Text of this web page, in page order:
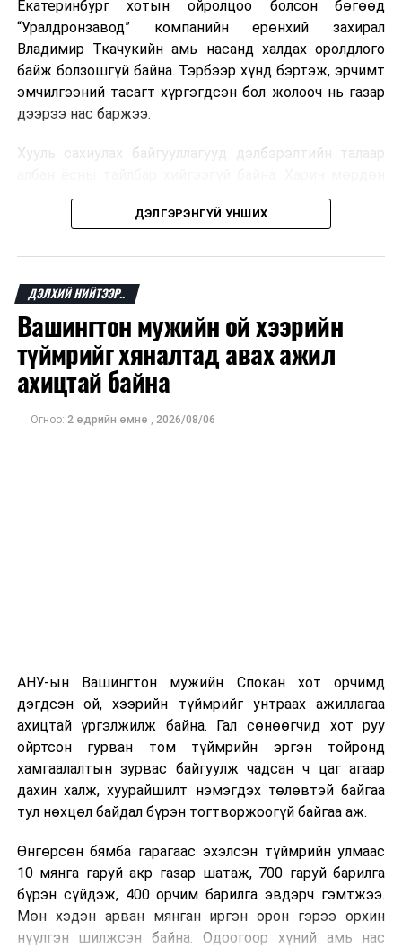
Екатеринбург хотын ойролцоо болсон бөгөөд
“Уралдронзавод” компанийн ерөнхий захирал
Владимир Ткачукийн амь насанд халдах оролдлого
байж болзошгүй байна. Тэрбээр хүнд бэртэж, эрчимт
эмчилгээний тасагт хүргэгдсэн бол жолооч нь газар
дээрээ нас баржээ.
Хууль сахиулах байгууллагууд дэлбэрэлтийн талаар
шалгах байгууллага олон нийтэд аюултай аргаар
хүний амь насанд халдахыг завдсан гэх үндэслэлээр
мэдээлжээ.
“Уралдронзавод” компани 2023 онд Екатеринбург
хотод байгуулагдсан бөгөөд нисгэгчгүй нисэх
төхөөрөмж үйлдвэрлэдэг аж. Тус компанийн 2025
оны орлого 6.2 тэрбум рубль, цэвэр ашиг нь 1.9
тэрбум рубльд хүрсэн гэж РБК мэдээлсэн байна.
Одоогоор дэлбэрэлтийн шалтгаан, хэрэгт холбоотой
ДЭЛГЭРЭНГҮЙ УНШИХ
ДЭЛХИЙ НИЙТЭЭР..
Вашингтон мужийн ой хээрийн
түймрийг хяналтад авах ажил
ахицтай байна
Огноо: 2 өдрийн өмнө , 2026/08/06
АНУ-ын Вашингтон мужийн Спокан хот орчимд
дэгдсэн ой, хээрийн түймрийг унтраах ажиллагаа
ахицтай үргэлжилж байна. Гал сөнөөгчид хот руу
ойртсон гурван том түймрийн эргэн тойронд
хамгаалалтын зурвас байгуулж чадсан ч цаг агаар
дахин халж, хуурайшилт нэмэгдэх төлөвтэй байгаа
тул нөхцөл байдал бүрэн тогтворжоогүй байгаа аж.
Өнгөрсөн бямба гарагаас эхэлсэн түймрийн улмаас
10 мянга гаруй акр газар шатаж, 700 гаруй барилга
бүрэн сүйдэж, 400 орчим барилга эвдэрч гэмтжээ.
Мөн хэдэн арван мянган иргэн орон гэрээ орхин
нүүлгэн шилжсэн байна. Одоогоор хүний амь нас